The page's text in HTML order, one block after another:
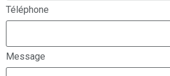
Téléphone
Message